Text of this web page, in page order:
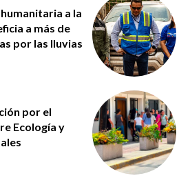
a la
a más de
por las lluvias
por el
Ecología y